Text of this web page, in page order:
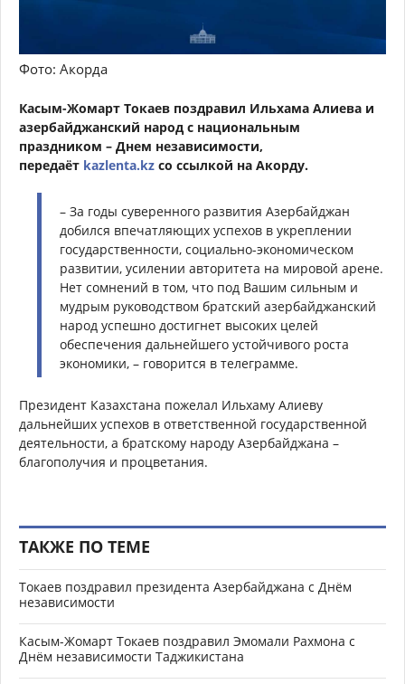
Фото: Акорда
Касым-Жомарт Токаев поздравил Ильхама Алиева и
азербайджанский народ с национальным
праздником – Днем независимости,
передаёт kazlenta.kz со ссылкой на Акорду.
– За годы суверенного развития Азербайджан
добился впечатляющих успехов в укреплении
государственности, социально-экономическом
развитии, усилении авторитета на мировой арене.
Нет сомнений в том, что под Вашим сильным и
мудрым руководством братский азербайджанский
народ успешно достигнет высоких целей
обеспечения дальнейшего устойчивого роста
экономики, – говорится в телеграмме.
Президент Казахстана пожелал Ильхаму Алиеву
дальнейших успехов в ответственной государственной
деятельности, а братскому народу Азербайджана –
благополучия и процветания.
ТАКЖЕ ПО ТЕМЕ
Токаев поздравил президента Азербайджана с Днём
независимости
Касым-Жомарт Токаев поздравил Эмомали Рахмона с
Днём независимости Таджикистана